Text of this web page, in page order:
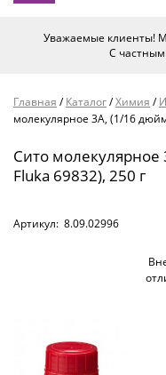
Уважаемые клиенты!
С
Главная /Каталог/Химия /
молекулярное 3А, (1/16
Сито
Fluka 69832), 250 г
Артикул: 8.09.02996